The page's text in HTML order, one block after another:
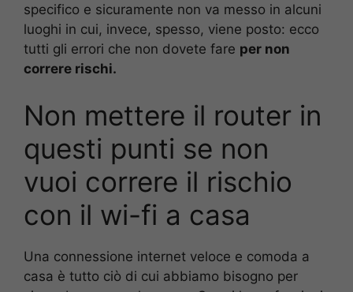
specifico e sicuramente non va messo in alcuni
luoghi in cui, invece, spesso, viene posto: ecco
tutti gli errori che non dovete fare per non
correre rischi.
Non mettere il router in
questi punti se non
vuoi correre il rischio
con il wi-fi a casa
Una connessione internet veloce e comoda a
casa è tutto ciò di cui abbiamo bisogno per